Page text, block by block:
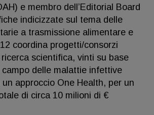
e membro dell’Editorial Board
indicizzate sul tema delle
a trasmissione alimentare e
coordina progetti/consorzi
scientifica, vinti su base
delle malattie infettive
approccio One Health, per un
di circa 10 milioni di €